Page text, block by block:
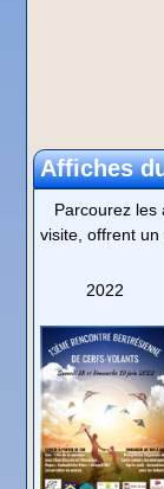
Affiches
Parcourez les
visite, offrent
2022